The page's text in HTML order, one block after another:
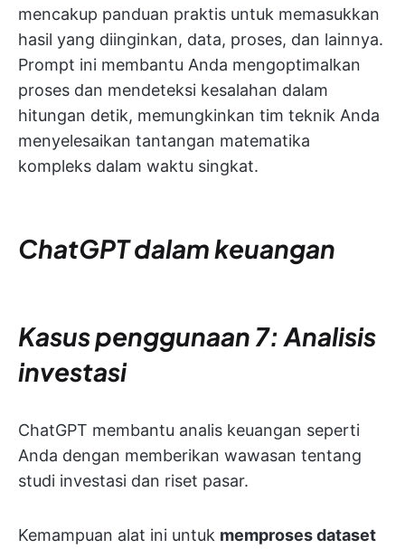
mencakup panduan praktis untuk memasukkan
hasil yang diinginkan, data, proses, dan lainnya.
Prompt ini membantu Anda mengoptimalkan
proses dan mendeteksi kesalahan dalam
hitungan detik, memungkinkan tim teknik Anda
menyelesaikan tantangan matematika
kompleks dalam waktu singkat.
ChatGPT dalamkeuangan
Kasus penggunaan 7: Analisis
investasi
ChatGPT membantu analis keuangan seperti
Anda dengan memberikan wawasan tentang
studi investasi dan riset pasar.
Kemampuan alat ini untuk memproses dataset